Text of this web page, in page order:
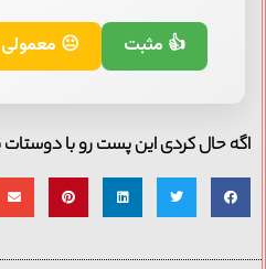
👍 مثبت 😐 معمولی
اگه حال کردی این پست رو با دوستات